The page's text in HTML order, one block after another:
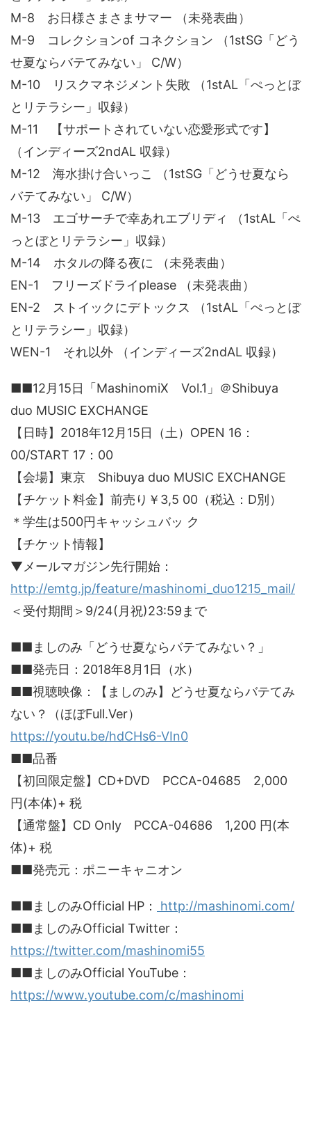
M-8 お日様さまさまサマー （未発表曲）
M-9 コレクションof コネクション （1stSG「どう
せ夏ならバテてみない」 C/W）
M-10 リスクマネジメント失敗 （1stAL「ぺっとぼ
とリテラシー」収録）
M-11 【サポートされていない恋愛形式です】
（インディーズ2ndAL 収録）
M-12 海水掛け合いっこ （1stSG「どうせ夏なら
バテてみない」 C/W）
M-13 エゴサーチで幸あれエブリディ （1stAL「ぺ
っとぼとリテラシー」収録）
M-14 ホタルの降る夜に （未発表曲）
EN-1 フリーズドライplease （未発表曲）
EN-2 ストイックにデトックス （1stAL「ぺっとぼ
とリテラシー」収録）
WEN-1 それ以外 （インディーズ2ndAL 収録）
■■12月15日「MashinomiX Vol.1」＠Shibuya
duo MUSIC EXCHANGE
【日時】2018年12月15日（土）OPEN 16：
00/START 17：00
【会場】東京 Shibuya duo MUSIC EXCHANGE
【チケット料金】前売り￥3,5 00（税込：D別）
＊学生は500円キャッシュバッ ク
【チケット情報】
▼メールマガジン先行開始：
http://emtg.jp/feature/mashinomi_duo1215_mail/
＜受付期間＞9/24(月祝)23:59まで
■■ましのみ「どうせ夏ならバテてみない？」
■■発売日：2018年8月1日（水）
■■視聴映像：【ましのみ】どうせ夏ならバテてみ
ない？（ほぼFull.Ver）
https://youtu.be/hdCHs6-VIn0
■■品番
【初回限定盤】CD+DVD PCCA-04685 2,000
円(本体)+ 税
【通常盤】CD Only PCCA-04686 1,200 円(本
体)+ 税
■■発売元：ポニーキャニオン
■■ましのみOfficial HP：
http://mashinomi.com/
■■ましのみOfficial Twitter：
https://twitter.com/mashinomi55
■■ましのみOfficial YouTube：
https://www.youtube.com/c/mashinomi